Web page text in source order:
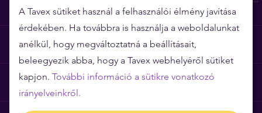
Miért épp a Tavex?
Árgarancia
A Tavex sütiket használ a felhasználói élmény javítása
érdekében. Ha továbbra is használja a weboldalunkat
anélkül, hogy megváltoztatná a beállításait,
beleegyezik abba, hogy a Tavex webhelyéről sütiket
kapjon. További információ a sütikre vonatkozó
irányelveinkről.